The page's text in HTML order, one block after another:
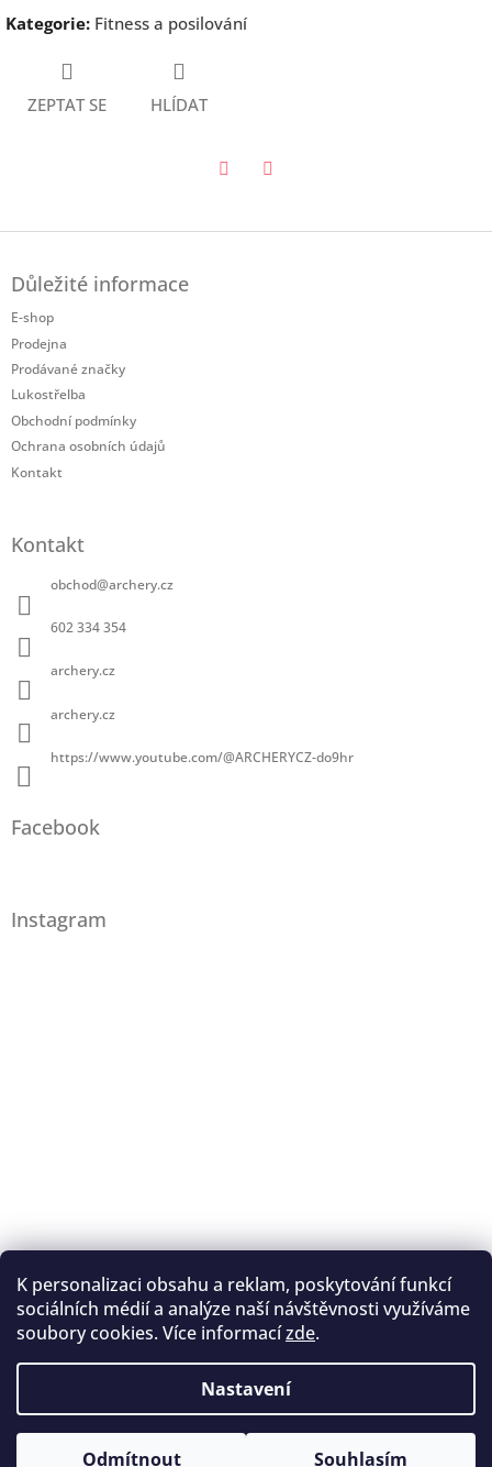
K personalizaci obsahu a reklam, poskytování funkcí
sociálních médií a analýze naší návštěvnosti využíváme
soubory cookies. Více informacízde.
Nastavení
Odmítnout Souhlasím
Kategorie: Fitness a posilování
ZEPTAT SE HLÍDAT
Důležité informace
E-shop
Prodejna
Prodávané značky
Lukostřelba
Obchodní podmínky
Ochrana osobních údajů
Kontakt
Kontakt
obchod@archery.cz
602 334 354
archery.cz
archery.cz
https://www.youtube.com/@ARCHERYCZ-do9hr
Facebook
Instagram
Sledovat na Instagramu
Registrace na lukostřelbu
I. Královský lukostřelecký klub
Český lukostřelecký svaz
Vytvořil ShoptetCopyright 2026 . Všechna práva vyhrazena.